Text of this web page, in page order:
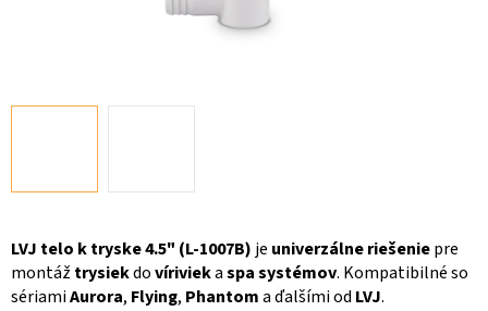
LVJ telo k tryske 4.5" (L-1007B) je univerzálne riešeniepre
montáž trysiekdovíriviekaspa systémov. Kompatibilné so
sériamiAurora, Flying, Phantoma ďalšími od LVJ.